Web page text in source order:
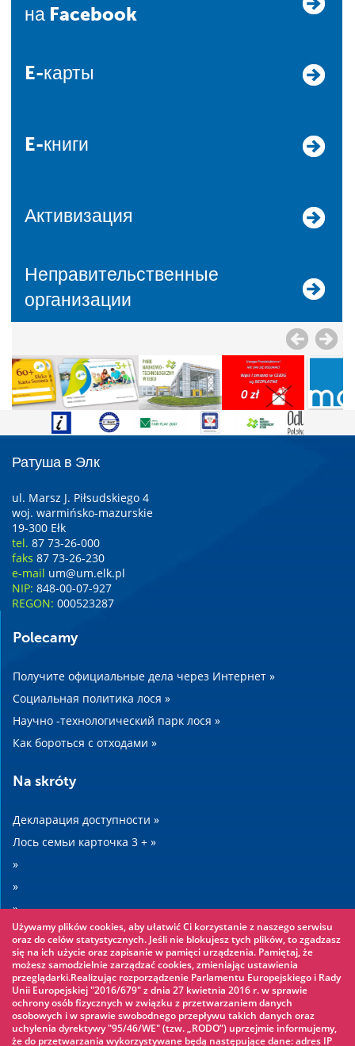
на Facebook
E-карты
E-книги
Активизация
Неправительственные
организации
Ратуша в Элк
ul. Marsz J. Piłsudskiego 4
woj. warmińsko-mazurskie
19-300 Ełk
tel. 87 73-26-000
faks 87 73-26-230
e-mail um@um.elk.pl
NIP: 848-00-07-927
REGON: 000523287
Polecamy
Получите официальные дела через Интернет »
Социальная политика лося »
Научно -технологический парк лося »
Как бороться с отходами »
Na skróty
Декларация доступности »
Лось семьи карточка 3 + »
»
»
»
»
Warto zobaczyć
Веревочный парк »
Водный парк »
Używamy plików cookies, aby ułatwić Ci korzystanie z naszego serwisu
oraz do celów statystycznych. Jeśli nie blokujesz tych plików, to zgadzasz
się na ich użycie oraz zapisanie w pamięci urządzenia. Pamiętaj, że
możesz samodzielnie zarządzać cookies, zmieniając ustawienia
przeglądarki.Realizując rozporządzenie Parlamentu Europejskiego i Rady
Unii Europejskiej "2016/679" z dnia 27 kwietnia 2016 r. w sprawie
ochrony osób fizycznych w związku z przetwarzaniem danych
osobowych i w sprawie swobodnego przepływu takich danych oraz
uchylenia dyrektywy "95/46/WE" (tzw. „RODO”) uprzejmie informujemy,
że do przetwarzania wykorzystywane będą następujące dane: adres IP